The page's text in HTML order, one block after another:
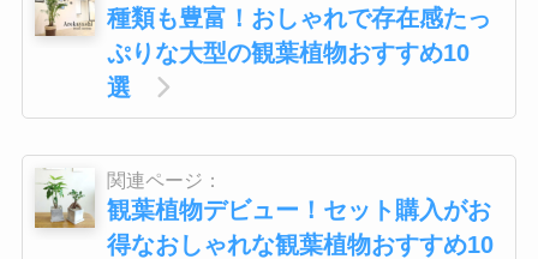
種類も豊富！おしゃれで存在感たっ
ぷりな大型の観葉植物おすすめ10
選
関連ページ：
観葉植物デビュー！セット購入がお
得なおしゃれな観葉植物おすすめ10